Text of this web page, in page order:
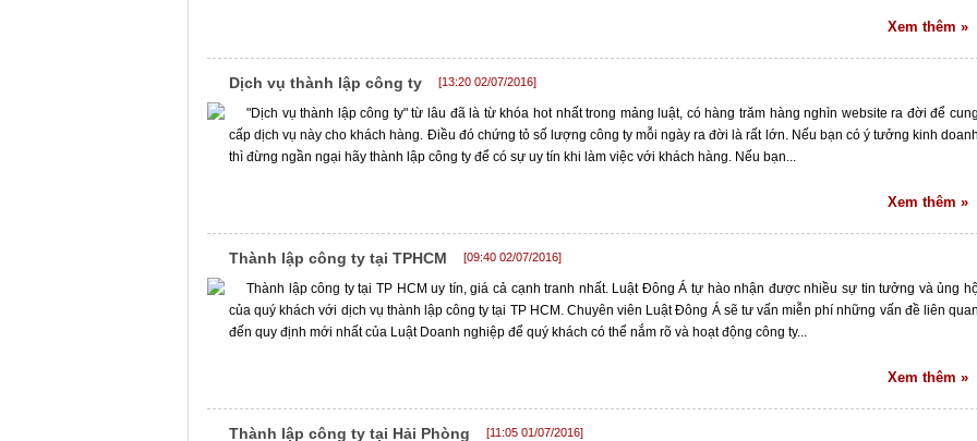
Xem thêm »
Dịch vụ thành lập công ty [13:20 02/07/2016]
"Dịch vụ thành lập công ty" từ lâu đã là từ khóa hot nhất trong mảng luật, có hàng trăm hàng nghìn website ra đời để cung
cấp dịch vụ này cho khách hàng. Điều đó chứng tỏ số lượng công ty mỗi ngày ra đời là rất lớn. Nếu bạn có ý tưởng kinh doanh
thì đừng ngần ngại hãy thành lập công ty để có sự uy tín khi làm việc với khách hàng. Nếu bạn...
Xem thêm »
Thành lập công ty tại TPHCM [09:40 02/07/2016]
Thành lập công ty tại TP HCM uy tín, giá cả cạnh tranh nhất. Luật Đông Á tự hào nhận được nhiều sự tin tưởng và ủng
của quý khách với dịch vụ thành lập công ty tại TP HCM. Chuyên viên Luật Đông Á sẽ tư vấn miễn phí những vấn đề liên quan
đến quy định mới nhất của Luật Doanh nghiệp để quý khách có thể nắm rõ và hoạt động công ty...
Xem thêm »
Thành lập công ty tại Hải Phòng [11:05 01/07/2016]